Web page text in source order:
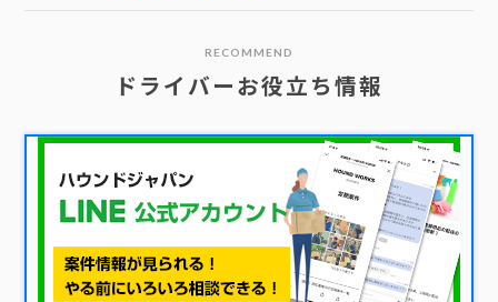
RECOMMEND
ドライバーお役立ち情報